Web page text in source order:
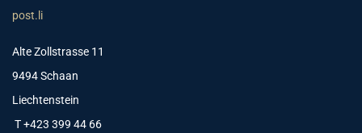
post.li
Alte Zollstrasse 11
9494 Schaan
Liechtenstein
T +423 399 44 66